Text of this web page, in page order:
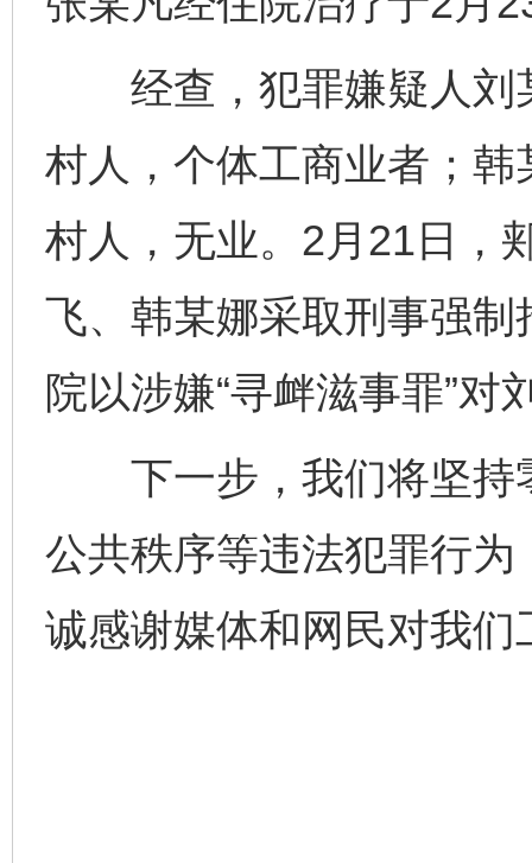
经查，犯罪嫌疑人刘
村人，个体工商业者；
村人，无业。2月21日，
飞、韩某娜采取刑事强
院以涉嫌“寻衅滋事罪”
下一步，我们将坚持
公共秩序等违法犯罪行
诚感谢媒体和网民对我